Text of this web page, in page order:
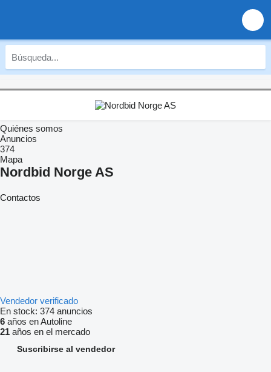
Quiénes somos
Anuncios
374
Mapa
Nordbid Norge AS
Contactos
Vendedor verificado
En stock: 374 anuncios
6 años en Autoline
21 años en el mercado
Suscribirse al vendedor